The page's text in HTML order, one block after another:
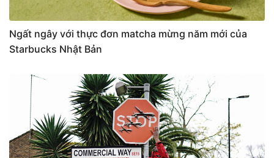
Ngất ngây với thực đơn matcha mừng năm mới của
Starbucks Nhật Bản